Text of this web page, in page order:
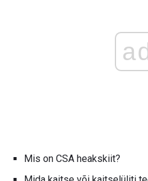
Mis on CSA heakskiit?